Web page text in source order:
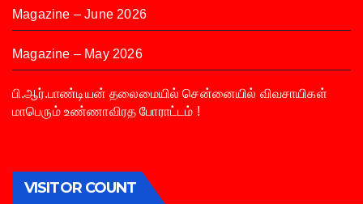
Magazine – June 2026
Magazine – May 2026
பி.ஆர்.பாண்டியன் தலைமையில் சென்னையில் விவசாயிகள்
மாபெரும் உண்ணாவிரத போராட்டம் !
VISITOR COUNT